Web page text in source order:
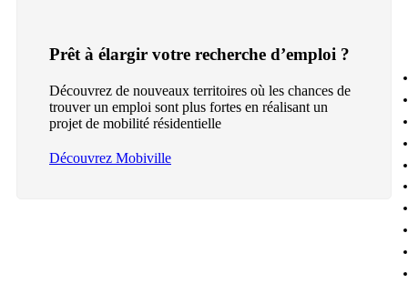
Prêt à élargir votre recherche d’emploi ?
Découvrez de nouveaux territoires où les chances de
trouver un emploi sont plus fortes en réalisant un
projet de mobilité résidentielle
Découvrez Mobiville